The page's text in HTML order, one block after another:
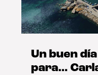
Un buen
para…